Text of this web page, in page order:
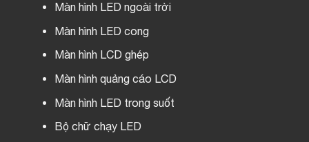
Màn hình LED ngoài trời
Màn hình LED cong
Màn hình LCD ghép
Màn hình quảng cáo LCD
Màn hình LED trong suốt
Bộ chữ chạy LED